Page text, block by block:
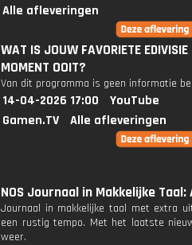
Alle afleveringen
WAT IS JOUW FAVORIETE EDIVISIE
MOMENT OOIT?
Van dit programma is geen informatie
14-04-2026 17:00
YouTube
Gamen.TV
Alle afleveringen
NOS Journaal in Makkelijke
Journaal in makkelijke taal met extra
een rustig tempo. Met het laatste
weer.